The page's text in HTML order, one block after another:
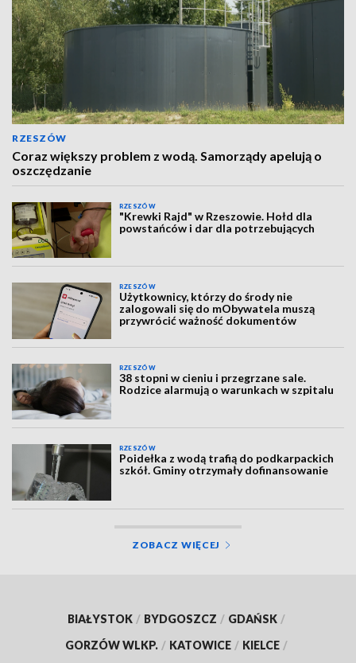
RZESZÓW
Coraz większy problem z wodą. Samorządy apelują o
oszczędzanie
RZESZÓW
"Krewki Rajd" w Rzeszowie. Hołd dla
powstańców i dar dla potrzebujących
RZESZÓW
Użytkownicy, którzy do środy nie
zalogowali się do mObywatela muszą
przywrócić ważność dokumentów
RZESZÓW
38 stopni w cieniu i przegrzane sale.
Rodzice alarmują o warunkach w szpitalu
RZESZÓW
Poidełka z wodą trafią do podkarpackich
szkół. Gminy otrzymały dofinansowanie
ZOBACZ WIĘCEJ
BIAŁYSTOK / BYDGOSZCZ / GDAŃSK /
GORZÓW WLKP. / KATOWICE / KIELCE /